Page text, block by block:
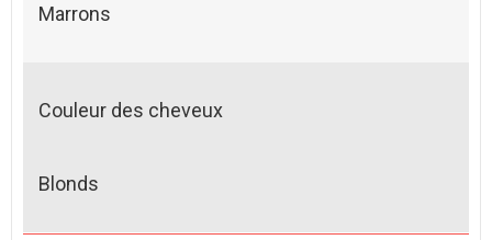
Marrons
Couleur des cheveux
Blonds